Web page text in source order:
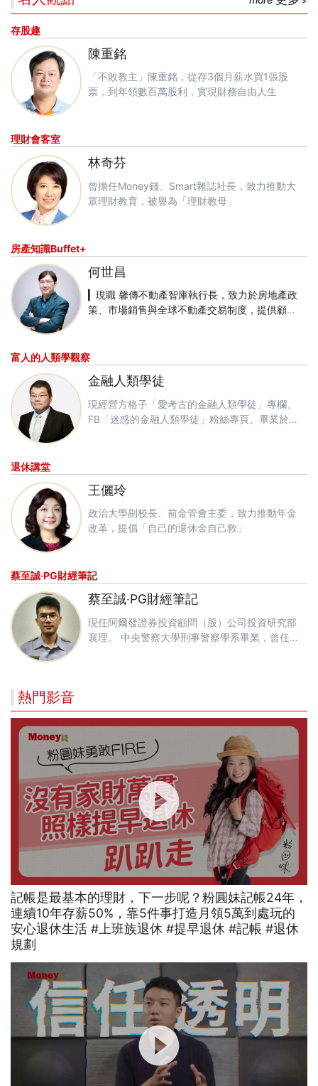
存股趣
陳重銘
「不敗教主」陳重銘，從存3個月薪水買1張股
票，到年領數百萬股利，實現財務自由人生
理財會客室
林奇芬
曾擔任Money錢、Smart雜誌社長，致力推動大
眾理財教育，被譽為「理財教母」
房產知識Buffet+
何世昌
▎現職 馨傳不動產智庫執行長，致力於房地產政
策、市場銷售與全球不動產交易制度，提供顧問
▎學歷
淡江大學中文系
世新大學中文研究所
▎經歷
中研院士曾永義教授助理
富人的人類學觀察
金融人類學徒
現經營方格子「愛考古的金融人類學徒」專欄、
FB「迷惑的金融人類學徒」粉絲專頁。畢業於清
退休講堂
王儷玲
政治大學副校長、前金管會主委，致力推動年金
改革，提倡「自己的退休金自己救」
蔡至誠‧PG財經筆記
蔡至誠‧PG財經筆記
現任阿爾發證券投資顧問（股）公司投資研究部
襄理。 中央警察大學刑事警察學系畢業，曾任桃
熱門影音
記帳是最基本的理財，下一步呢？粉圓妹記帳24年，
連續10年存薪50%，靠5件事打造月領5萬到處玩的
安心退休生活 #上班族退休 #提早退休 #記帳 #退休
規劃